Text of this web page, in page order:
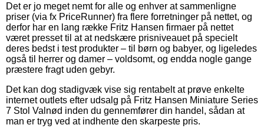
Det er jo meget nemt for alle og enhver at sammenligne
priser (via fx PriceRunner) fra flere forretninger på nettet, og
derfor har en lang række Fritz Hansen firmaer på nettet
været presset til at at nedskære prisniveauet på specielt
deres bedst i test produkter – til børn og babyer, og ligeledes
også til herrer og damer – voldsomt, og endda nogle gange
præstere fragt uden gebyr.
Det kan dog stadigvæk vise sig rentabelt at prøve enkelte
internet outlets efter udsalg på Fritz Hansen Miniature Series
7 Stol Valnød inden du gennemfører din handel, sådan at
man er tryg ved at indhente den skarpeste pris.